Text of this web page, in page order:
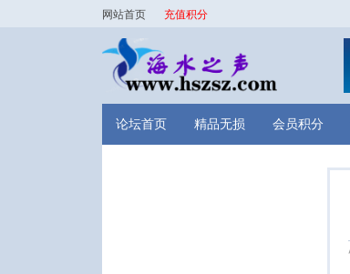
网站首页 充值积分
论坛首页 精品无损 会员积分